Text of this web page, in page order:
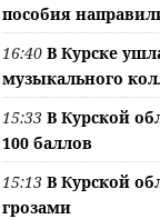
пособия
16:40 В Курске
музыкального
15:33 В Курской
100 баллов
15:13 В Курской
грозами